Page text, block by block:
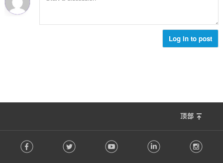
Log in to post
顶部
o Facebook Twitter Youtube LinkedIn